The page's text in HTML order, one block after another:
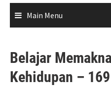
Main Menu
Belajar
Kehidupan – 169